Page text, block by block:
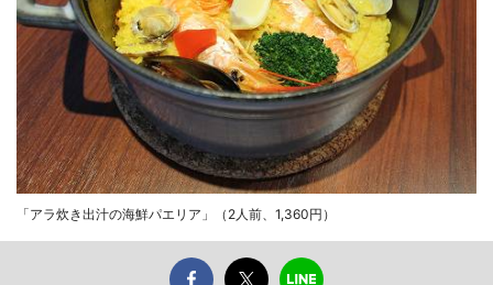
「アラ炊き出汁の海鮮パエリア」（2人前、1,360円）